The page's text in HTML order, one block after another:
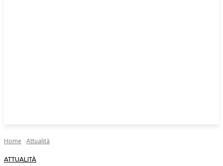
Home Attualità
ATTUALITÀ